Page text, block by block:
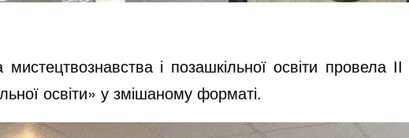
і позашкільної освіти провела
освіти» у змішаному форматі.